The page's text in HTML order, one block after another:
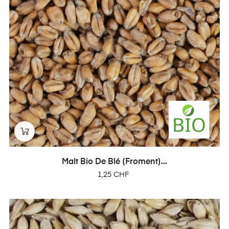
Malt Bio De Blé (froment)...
Prix
1,25 CHF